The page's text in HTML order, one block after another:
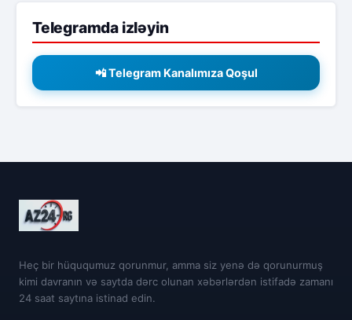
Telegramda izləyin
📲 Telegram Kanalımıza Qoşul
Heç bir hüququmuz qorunmur, amma siz yenə də qorunurmuş
kimi davranın və saytda dərc olunan xəbərlərdən istifadə zamanı
24 saat saytına istinad edin.